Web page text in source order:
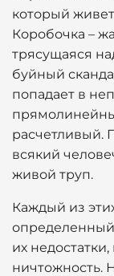
который
Коробочка –
трясущаяся
буйный
попадает в
расчетливый.
всякий
живой труп.
Каждый из
определенный
их
ничтожность.